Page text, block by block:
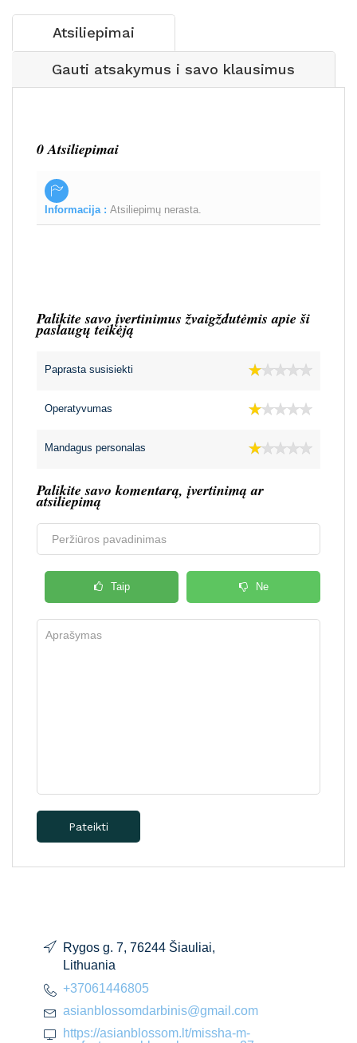
Atsiliepimai
Gauti atsakymus i savo klausimus
0 Atsiliepimai
Informacija : Atsiliepimų nerasta.
Palikite savo įvertinimus žvaigždutėmis apie ši
paslaugų teikėją
Paprasta susisiekti
Operatyvumas
Mandagus personalas
Palikite savo komentarą, įvertinimą ar
atsiliepimą
Taip Ne
Pateikti
Rygos g. 7, 76244 Šiauliai,
Lithuania
+37061446805
asianblossomdarbinis@gmail.com
https://asianblossom.lt/missha-m-